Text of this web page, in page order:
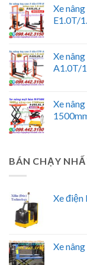
Xe
E1.0T/
Xe
A1.0T/
Xe
BÁN CHẠY
Xe điện
Xe